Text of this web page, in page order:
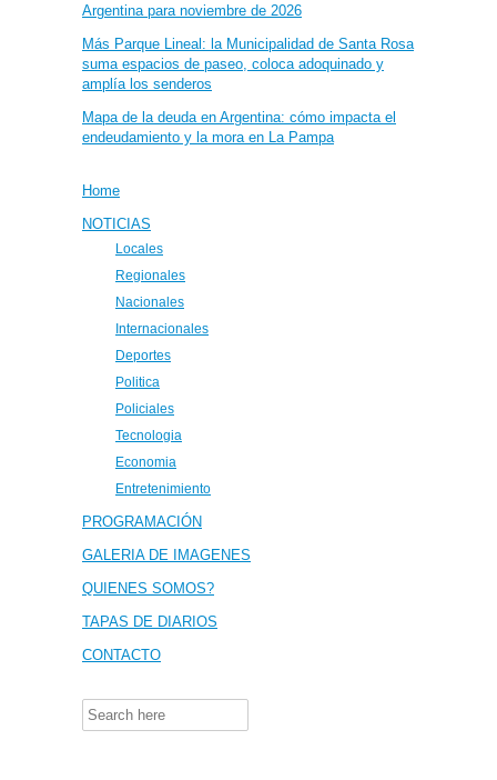
Argentina para noviembre de 2026
Más Parque Lineal: la Municipalidad de Santa Rosa
suma espacios de paseo, coloca adoquinado y
amplía los senderos
Mapa de la deuda en Argentina: cómo impacta el
endeudamiento y la mora en La Pampa
Home
NOTICIAS
Locales
Regionales
Nacionales
Internacionales
Deportes
Politica
Policiales
Tecnologia
Economia
Entretenimiento
PROGRAMACIÓN
GALERIA DE IMAGENES
QUIENES SOMOS?
TAPAS DE DIARIOS
CONTACTO
Search
for: